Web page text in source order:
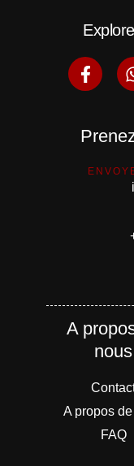
A
nous
A propos
FAQ